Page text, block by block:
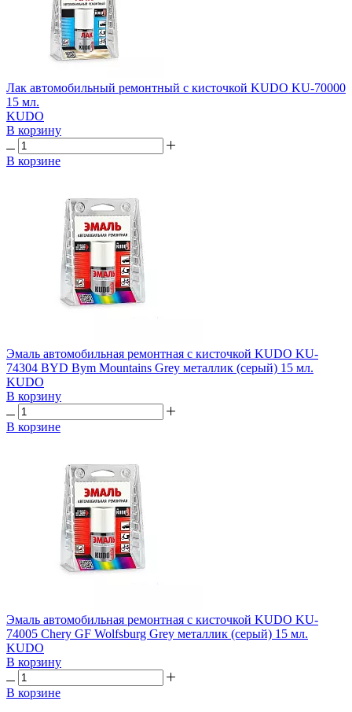
Лак автомобильный ремонтный с кисточкой KUDO KU-70000
15 мл.
KUDO
В корзину
В корзине
Эмаль автомобильная ремонтная с кисточкой KUDO KU-
74304 BYD Bym Mountains Grey металлик (серый) 15 мл.
KUDO
В корзину
В корзине
Эмаль автомобильная ремонтная с кисточкой KUDO KU-
74005 Chery GF Wolfsburg Grey металлик (серый) 15 мл.
KUDO
В корзину
В корзине